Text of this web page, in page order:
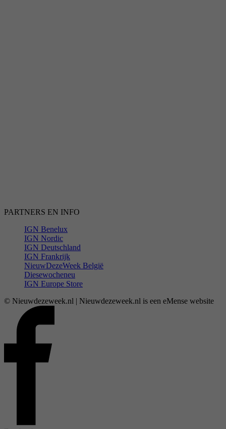
PARTNERS EN INFO
IGN Benelux
IGN Nordic
IGN Deutschland
IGN Frankrijk
NieuwDezeWeek België
Diesewocheneu
IGN Europe Store
© Nieuwdezeweek.nl | Nieuwdezeweek.nl is een eMense website